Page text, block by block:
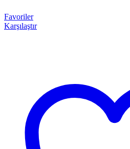
Favoriler
Karşılaştır